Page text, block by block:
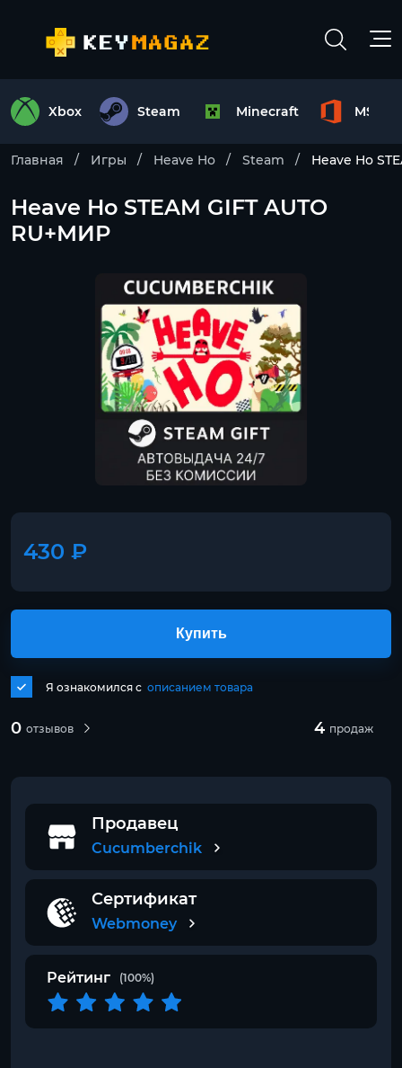
Xbox Steam Minecraft MS
Главная Игры Heave Ho Steam Heave Ho
Heave Ho STEAM GIFT AUTO
RU+МИР
430 ₽
0 отзывов 4 продаж
Я ознакомился с описанием товара
Купить
Продавец
Cucumberchik
Сертификат
Webmoney
Рейтинг (100%)